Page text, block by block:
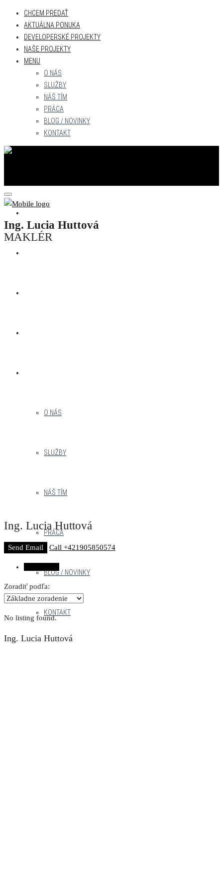
CHCEM PREDAŤ
AKTUÁLNA PONUKA
DEVELOPERSKÉ PROJEKTY
NAŠE PROJEKTY
MENU
O NÁS
SLUŽBY
NÁŠ TÍM
PRÁCA
BLOG / NOVINKY
KONTAKT
O NÁS
SLUŽBY
NÁŠ TÍM
PRÁCA
BLOG / NOVINKY
KONTAKT
Ing. Lucia Huttová
MAKLÉR
Ing. Lucia Huttová
Send Email Call +421905850574
Zoradiť podľa:
No listing found.
Ing. Lucia Huttová